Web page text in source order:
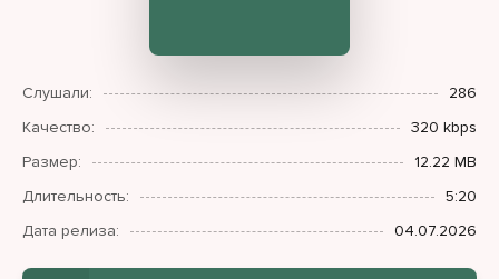
Слушали:
286
Качество:
320 kbps
Размер:
12.22 MB
Длительность:
5:20
Дата релиза:
04.07.2026